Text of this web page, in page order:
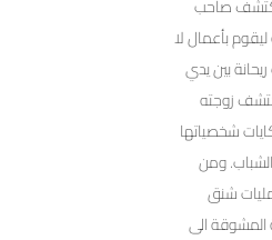
يكتشف صاحب
بأعمال لا
بين يدي
زوجته
شخصياتها
ومن
شنق
المشوقة الى